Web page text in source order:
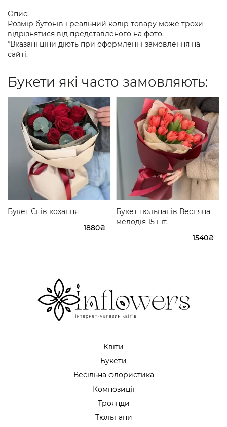
Опис:
Розмір бутонів і реальний колір товару може трохи
відрізнятися від представленого на фото.
*Вказані ціни діють при оформленні замовлення на
сайті.
Букети які часто замовляють:
Букет Спів кохання
1880₴
Букет тюльпанів Весняна
мелодія 15 шт.
1540₴
Квіти
Букети
Весільна флористика
Композиції
Троянди
Тюльпани